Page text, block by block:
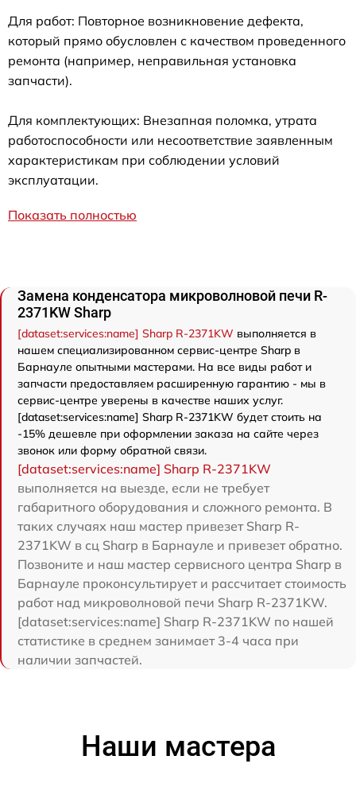
Для работ: Повторное возникновение дефекта,
который прямо обусловлен с качеством проведенного
ремонта (например, неправильная установка
запчасти).
Для комплектующих: Внезапная поломка, утрата
работоспособности или несоответствие заявленным
характеристикам при соблюдении условий
эксплуатации.
Показать полностью
Замена конденсатора микроволновой печи R-
2371KW Sharp
[dataset:services:name] Sharp R-2371KW выполняется в
нашем специализированном сервис-центре Sharp в
Барнауле опытными мастерами. На все виды работ и
запчасти предоставляем расширенную гарантию - мы в
сервис-центре уверены в качестве наших услуг.
[dataset:services:name] Sharp R-2371KW будет стоить на
-15% дешевле при оформлении заказа на сайте через
звонок или форму обратной связи.
[dataset:services:name] Sharp R-2371KW
выполняется на выезде, если не требует
габаритного оборудования и сложного ремонта. В
таких случаях наш мастер привезет Sharp R-
2371KW в сц Sharp в Барнауле и привезет обратно.
Позвоните и наш мастер сервисного центра Sharp в
Барнауле проконсультирует и рассчитает стоимость
работ над микроволновой печи Sharp R-2371KW.
[dataset:services:name] Sharp R-2371KW по нашей
статистике в среднем занимает 3-4 часа при
наличии запчастей.
Наши мастера